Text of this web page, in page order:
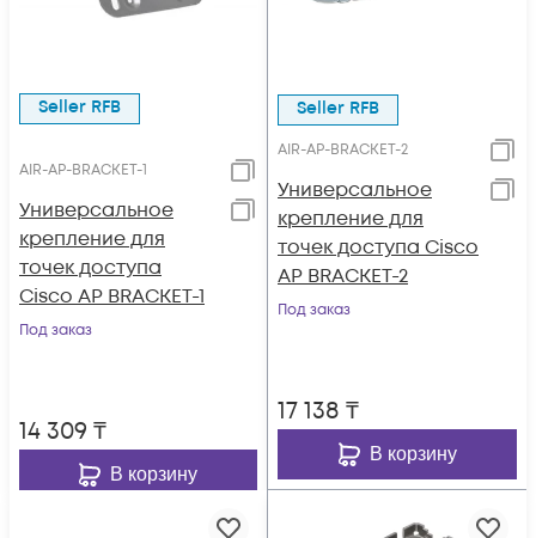
Seller RFB
AIR-AP-BRACKET-1
Универсальное
крепление для
точек доступа
Cisco AP BRACKET-1
Под заказ
14 309 ₸
В корзину
Seller RFB
AIR-AP-BRACKET-2
Универсальное
крепление для
точек доступа Cisco
AP BRACKET-2
Под заказ
17 138 ₸
В корзину